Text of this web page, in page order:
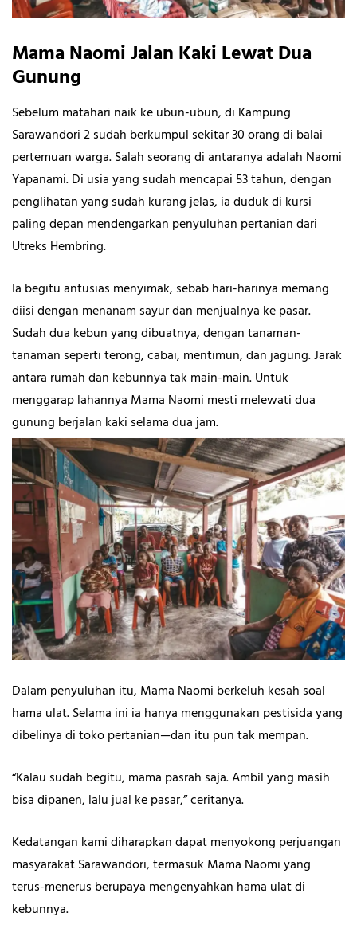
Mama Naomi Jalan Kaki Lewat Dua
Gunung
Sebelum matahari naik ke ubun-ubun, di Kampung
Sarawandori 2 sudah berkumpul sekitar 30 orang di balai
pertemuan warga. Salah seorang di antaranya adalah Naomi
Yapanami. Di usia yang sudah mencapai 53 tahun, dengan
penglihatan yang sudah kurang jelas, ia duduk di kursi
paling depan mendengarkan penyuluhan pertanian dari
Utreks Hembring.
Ia begitu antusias menyimak, sebab hari-harinya memang
diisi dengan menanam sayur dan menjualnya ke pasar.
Sudah dua kebun yang dibuatnya, dengan tanaman-
tanaman seperti terong, cabai, mentimun, dan jagung. Jarak
antara rumah dan kebunnya tak main-main. Untuk
menggarap lahannya Mama Naomi mesti melewati dua
gunung berjalan kaki selama dua jam.
Dalam penyuluhan itu, Mama Naomi berkeluh kesah soal
hama ulat. Selama ini ia hanya menggunakan pestisida yang
dibelinya di toko pertanian—dan itu pun tak mempan.
“Kalau sudah begitu, mama pasrah saja. Ambil yang masih
bisa dipanen, lalu jual ke pasar,” ceritanya.
Kedatangan kami diharapkan dapat menyokong perjuangan
masyarakat Sarawandori, termasuk Mama Naomi yang
terus-menerus berupaya mengenyahkan hama ulat di
kebunnya.